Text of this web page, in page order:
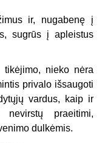
ir, nugabenę į
sugrūs į apleistus
nieko nėra
privalo išsaugoti
vardus, kaip ir
praeitimi,
dulkėmis.